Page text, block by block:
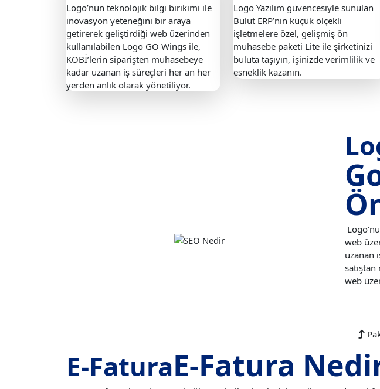
Logo’nun teknolojik bilgi birikimi ile
inovasyon yeteneğini bir araya
getirerek geliştirdiği web üzerinden
kullanılabilen Logo GO Wings ile,
KOBİ’lerin siparişten muhasebeye
kadar uzanan iş süreçleri her an her
yerden anlık olarak yönetiliyor.
Logo Yazılım güvencesiyle sunulan
Bulut ERP’nin küçük ölçekli
işletmelere özel, gelişmiş ön
muhasebe paketi Lite ile şirketinizi
buluta taşıyın, işinizde verimlilik ve
esneklik kazanın.
web
uzanan
web
E-FaturaE-Fatura